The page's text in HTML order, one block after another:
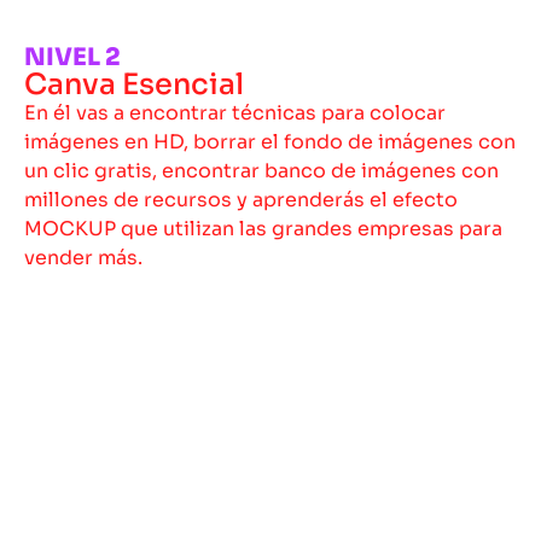
NIVEL 2
Canva Esencial
En él vas a encontrar técnicas para colocar
imágenes en HD, borrar el fondo de imágenes con
un clic gratis, encontrar banco de imágenes con
millones de recursos y aprenderás el efecto
MOCKUP que utilizan las grandes empresas para
vender más.